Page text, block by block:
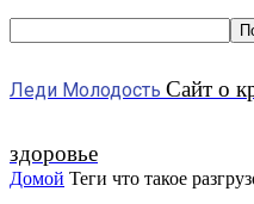
Леди Молодость Сайт о
здоровье
Домой Теги что такое